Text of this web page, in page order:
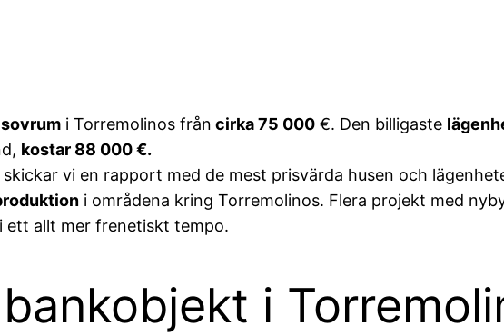
i Torremolinos från cirka 75 000 €. Den billigaste
kostar 88 000 €.
vi en rapport med de mest prisvärda husen och
i områdena kring Torremolinos. Flera projekt med
ett allt mer frenetiskt tempo.
i